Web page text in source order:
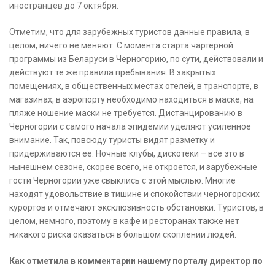
иностранцев до 7 октября.
Отметим, что для зарубежных туристов данные правила, в
целом, ничего не меняют. С момента старта чартерной
программы из Беларуси в Черногорию, по сути, действовали и
действуют те же правила пребывания. В закрытых
помещениях, в общественных местах отелей, в транспорте, в
магазинах, в аэропорту необходимо находиться в маске, на
пляже ношение маски не требуется. Дистанцированию в
Черногории с самого начала эпидемии уделяют усиленное
внимание. Так, повсюду туристы видят разметку и
придерживаются ее. Ночные клубы, дискотеки – все это в
нынешнем сезоне, скорее всего, не откроется, и зарубежные
гости Черногории уже свыклись с этой мыслью. Многие
находят удовольствие в тишине и спокойствии черногорских
курортов и отмечают эксклюзивность обстановки. Туристов, в
целом, немного, поэтому в кафе и ресторанах также нет
никакого риска оказаться в большом скоплении людей.
Как отметила в комментарии нашему порталу директор по